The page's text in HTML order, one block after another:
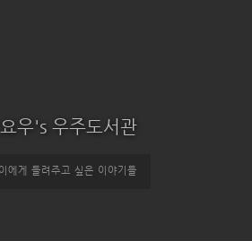
우's 우주도서관
에게 들려주고 싶은 이야기들